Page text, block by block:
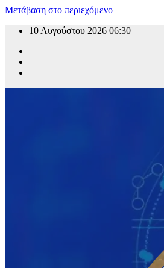
Μετάβαση στο περιεχόμενο
10 Αυγούστου 2026 06:30